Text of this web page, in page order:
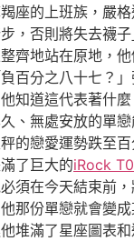
座的上班族，嚴
，否則將失去襪
齊地站在原地，
百分之八十七？
知道這代表著什
、無處安放的單
的戀愛運勢跌至
了巨大的iRock
須在今天結束前
那份單戀就會變
堆滿了星座圖表